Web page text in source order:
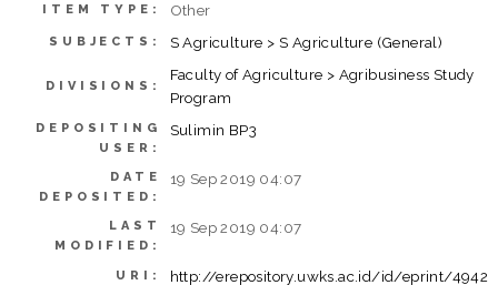
ITEM TYPE: Other
SUBJECTS: S Agriculture > S Agriculture (General)
DIVISIONS:
Faculty of Agriculture > Agribusiness Study
Program
DEPOSITING
USER:
Sulimin BP3
DATE
DEPOSITED:
19 Sep 2019 04:07
LAST
MODIFIED:
19 Sep 2019 04:07
URI: http://erepository.uwks.ac.id/id/eprint/4942